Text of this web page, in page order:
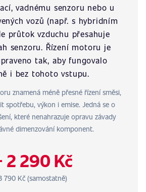
vadnému senzoru nebo u
vozů (např. s hybridním
průtok vzduchu přesahuje
senzoru. Řízení motoru je
tak, aby fungovalo
i bez tohoto vstupu.
znamená méně přesné řízení směsi,
spotřebu, výkon i emise. Jedná se o
které nenahrazuje opravu závady
dimenzování komponent.
2 290 Kč
790 Kč (samostatně)